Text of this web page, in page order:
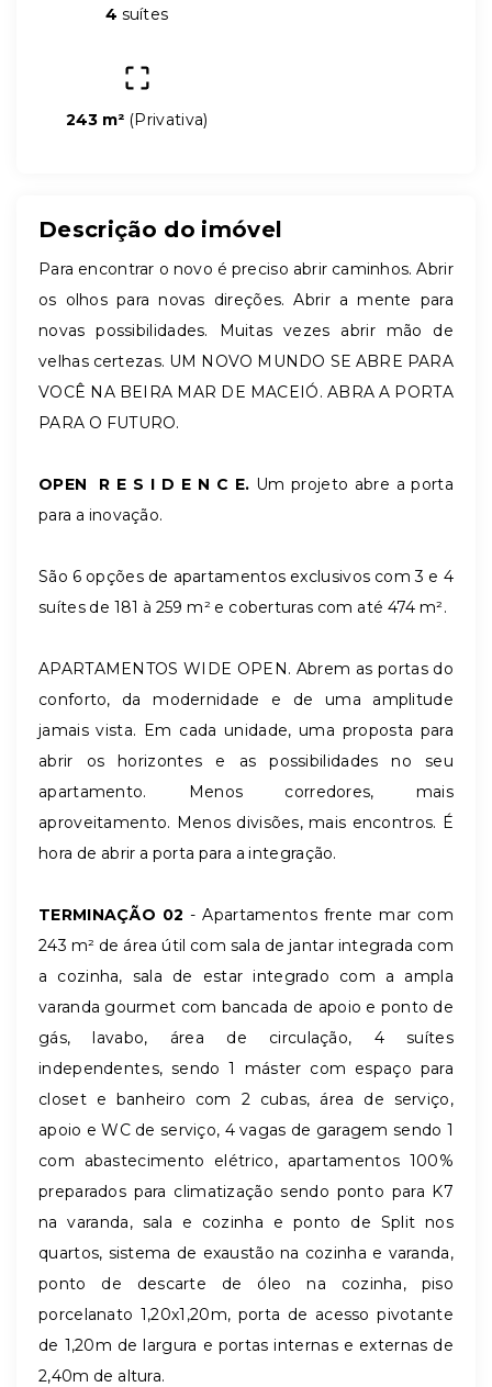
4 suítes
243 m² (Privativa)
Descrição do imóvel
Para encontrar o novo é preciso abrir caminhos. Abrir
os olhos para novas direções. Abrir a mente para
novas possibilidades. Muitas vezes abrir mão de
velhas certezas. UM NOVO MUNDO SE ABRE PARA
VOCÊ NA BEIRA MAR DE MACEIÓ. ABRA A PORTA
PARA O FUTURO.
OPEN R E S I D E N C E. Um projeto abre a porta
para a inovação.
São 6 opções de apartamentos exclusivos com 3 e 4
suítes de 181 à 259 m² e coberturas com até 474 m².
APARTAMENTOS WIDE OPEN. Abrem as portas do
conforto, da modernidade e de uma amplitude
jamais vista. Em cada unidade, uma proposta para
abrir os horizontes e as possibilidades no seu
apartamento. Menos corredores, mais
aproveitamento. Menos divisões, mais encontros. É
hora de abrir a porta para a integração.
TERMINAÇÃO 02 - Apartamentos frente mar com
243 m² de área útil com sala de jantar integrada com
a cozinha, sala de estar integrado com a ampla
varanda gourmet com bancada de apoio e ponto de
gás, lavabo, área de circulação, 4 suítes
independentes, sendo 1 máster com espaço para
closet e banheiro com 2 cubas, área de serviço,
apoio e WC de serviço, 4 vagas de garagem sendo 1
com abastecimento elétrico, apartamentos 100%
preparados para climatização sendo ponto para K7
na varanda, sala e cozinha e ponto de Split nos
quartos, sistema de exaustão na cozinha e varanda,
ponto de descarte de óleo na cozinha, piso
porcelanato 1,20x1,20m, porta de acesso pivotante
de 1,20m de largura e portas internas e externas de
2,40m de altura.